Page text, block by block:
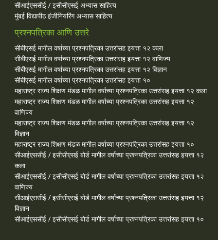
सीआईएससीई / इसीसीएसई अभ्यास साहित्य
मुंबई विद्यापीठ इंजीनियरिंग अभ्यास साहित्य
प्रश्नपत्रिका आणि उत्तरे
सीबीएसई मागील वर्षाच्या प्रश्‍नपत्रिका उत्तरांसह इयत्ता १२ कला
सीबीएसई मागील वर्षाच्या प्रश्‍नपत्रिका उत्तरांसह इयत्ता १२ वाणिज्य
सीबीएसई मागील वर्षाच्या प्रश्‍नपत्रिका उत्तरांसह इयत्ता १२ विज्ञान
सीबीएसई मागील वर्षाच्या प्रश्‍नपत्रिका उत्तरांसह इयत्ता १०
महाराष्ट्र राज्य शिक्षण मंडळ मागील वर्षाच्या प्रश्‍नपत्रिका उत्तरांसह इयत्ता १२ कला
महाराष्ट्र राज्य शिक्षण मंडळ मागील वर्षाच्या प्रश्‍नपत्रिका उत्तरांसह इयत्ता १२
वाणिज्य
महाराष्ट्र राज्य शिक्षण मंडळ मागील वर्षाच्या प्रश्‍नपत्रिका उत्तरांसह इयत्ता १२
विज्ञान
महाराष्ट्र राज्य शिक्षण मंडळ मागील वर्षाच्या प्रश्‍नपत्रिका उत्तरांसह इयत्ता १०
सीआईएससीई / इसीसीएसई बोर्ड मागील वर्षाच्या प्रश्‍नपत्रिका उत्तरांसह इयत्ता १२
कला
सीआईएससीई / इसीसीएसई बोर्ड मागील वर्षाच्या प्रश्‍नपत्रिका उत्तरांसह इयत्ता १२
वाणिज्य
सीआईएससीई / इसीसीएसई बोर्ड मागील वर्षाच्या प्रश्‍नपत्रिका उत्तरांसह इयत्ता १२
विज्ञान
सीआईएससीई / इसीसीएसई बोर्ड मागील वर्षाच्या प्रश्‍नपत्रिका उत्तरांसह इयत्ता १०